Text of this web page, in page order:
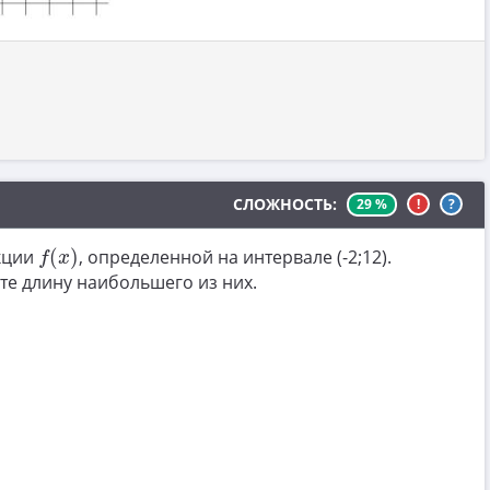
СЛОЖНОСТЬ: 29 % ! ?
f(x)
f(x) , определенной на интервале (-2;12).
длину наибольшего из них.